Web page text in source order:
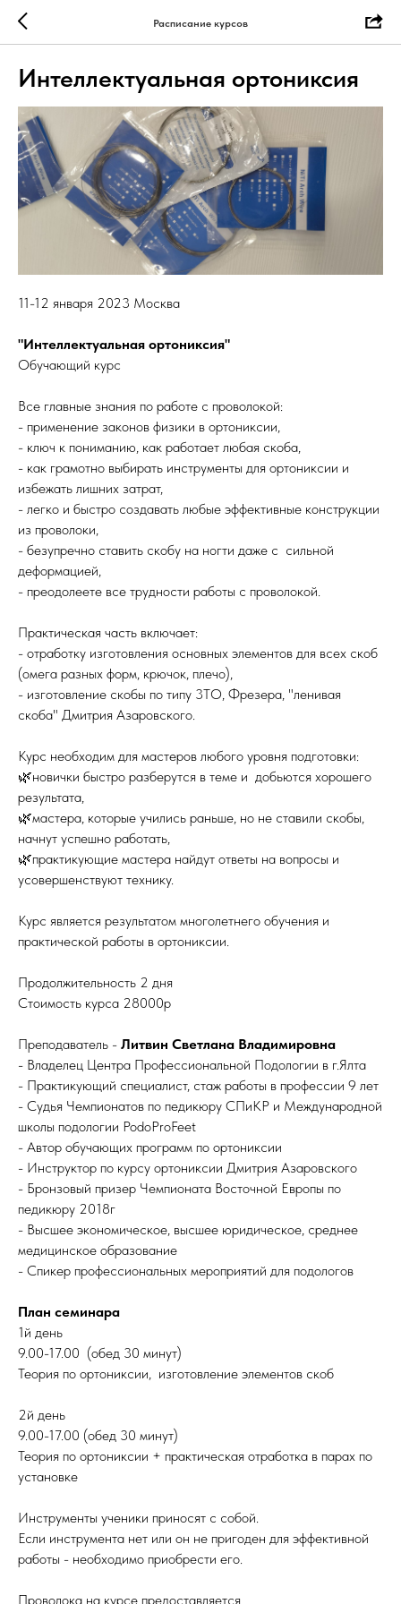
Расписание курсов
Интеллектуальная ортониксия
11-12 января 2023 Москва
"Интеллектуальная ортониксия"
Обучающий курс
Все главные знания по работе с проволокой:
- применение законов физики в ортониксии,
- ключ к пониманию, как работает любая скоба,
- как грамотно выбирать инструменты для ортониксии и
избежать лишних затрат,
- легко и быстро создавать любые эффективные конструкции
из проволоки,
- безупречно ставить скобу на ногти даже с сильной
деформацией,
- преодолеете все трудности работы с проволокой.
Практическая часть включает:
- отработку изготовления основных элементов для всех скоб
(омега разных форм, крючок, плечо),
- изготовление скобы по типу 3ТО, Фрезера, "ленивая
скоба" Дмитрия Азаровского.
Курс необходим для мастеров любого уровня подготовки:
🌿новички быстро разберутся в теме и добьются хорошего
результата,
🌿мастера, которые учились раньше, но не ставили скобы,
начнут успешно работать,
🌿практикующие мастера найдут ответы на вопросы и
усовершенствуют технику.
Курс является результатом многолетнего обучения и
практической работы в ортониксии.
Продолжительность 2 дня
Стоимость курса 28000р
Преподаватель - Литвин Светлана Владимировна
- Владелец Центра Профессиональной Подологии в г.Ялта
- Практикующий специалист, стаж работы в профессии 9 лет
- Судья Чемпионатов по педикюру СПиКР и Международной
школы подологии PodoProFeet
- Автор обучающих программ по ортониксии
- Инструктор по курсу ортониксии Дмитрия Азаровского
- Бронзовый призер Чемпионата Восточной Европы по
педикюру 2018г
- Высшее экономическое, высшее юридическое, среднее
медицинское образование
- Спикер профессиональных мероприятий для подологов
План семинара
1й день
9.00-17.00 (обед 30 минут)
Теория по ортониксии, изготовление элементов скоб
2й день
9.00-17.00 (обед 30 минут)
Теория по ортониксии + практическая отработка в парах по
установке
Инструменты ученики приносят с собой.
Если инструмента нет или он не пригоден для эффективной
работы - необходимо приобрести его.
Проволока на курсе предоставляется